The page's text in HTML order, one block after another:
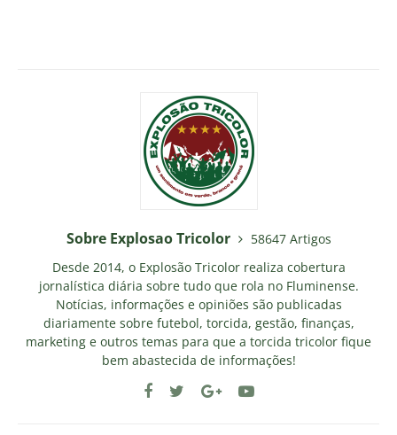
Sobre Explosao Tricolor
58647 Artigos
Desde 2014, o Explosão Tricolor realiza cobertura
jornalística diária sobre tudo que rola no Fluminense.
Notícias, informações e opiniões são publicadas
diariamente sobre futebol, torcida, gestão, finanças,
marketing e outros temas para que a torcida tricolor fique
bem abastecida de informações!